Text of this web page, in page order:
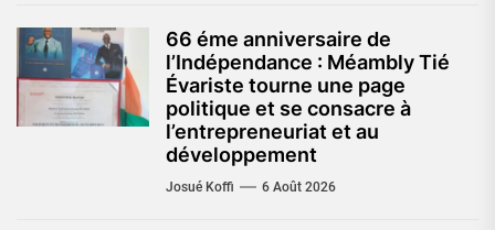
66 éme anniversaire de
l’Indépendance : Méambly Tié
Évariste tourne une page
politique et se consacre à
l’entrepreneuriat et au
développement
Josué Koffi 6 Août 2026